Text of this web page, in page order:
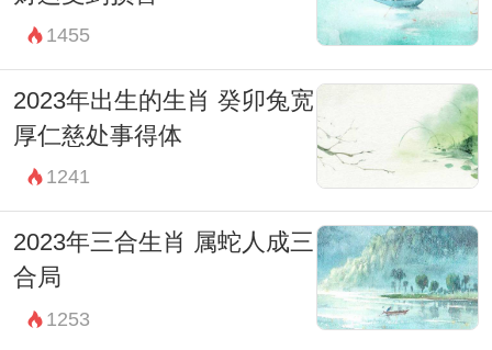
1455
2023年出生的生肖 癸卯兔宽
厚仁慈处事得体
1241
2023年三合生肖 属蛇人成三
合局
1253